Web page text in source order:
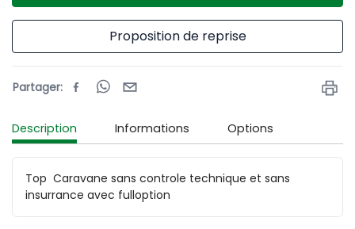
Proposition de reprise
Partager:
Description Informations Options
Top  Caravane sans controle technique et sans
insurrance avec fulloption